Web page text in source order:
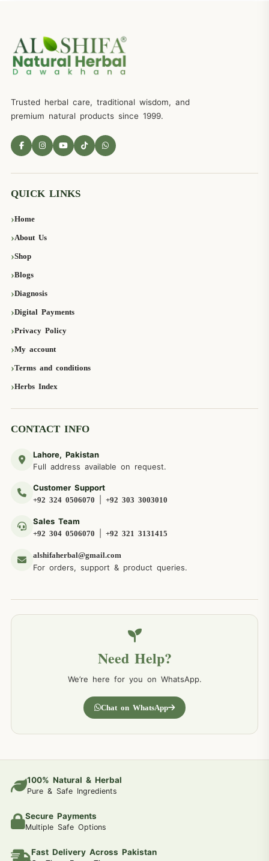
Trusted herbal care, traditional wisdom, and
premium natural products since 1999.
QUICK LINKS
Home
About Us
Shop
Blogs
Diagnosis
Digital Payments
Privacy Policy
My account
Terms and conditions
Herbs Index
CONTACT INFO
Lahore, Pakistan
Full address available on request.
Customer Support
+92 324 0506070 +92 303 3003010
Sales Team
+92 304 0506070 +92 321 3131415
alshifaherbal@gmail.com
For orders, support & product queries.
Need Help?
We’re here for you on WhatsApp.
Chat on WhatsApp
100% Natural & Herbal
Pure & Safe Ingredients
Secure Payments
Multiple Safe Options
Fast Delivery Across Pakistan